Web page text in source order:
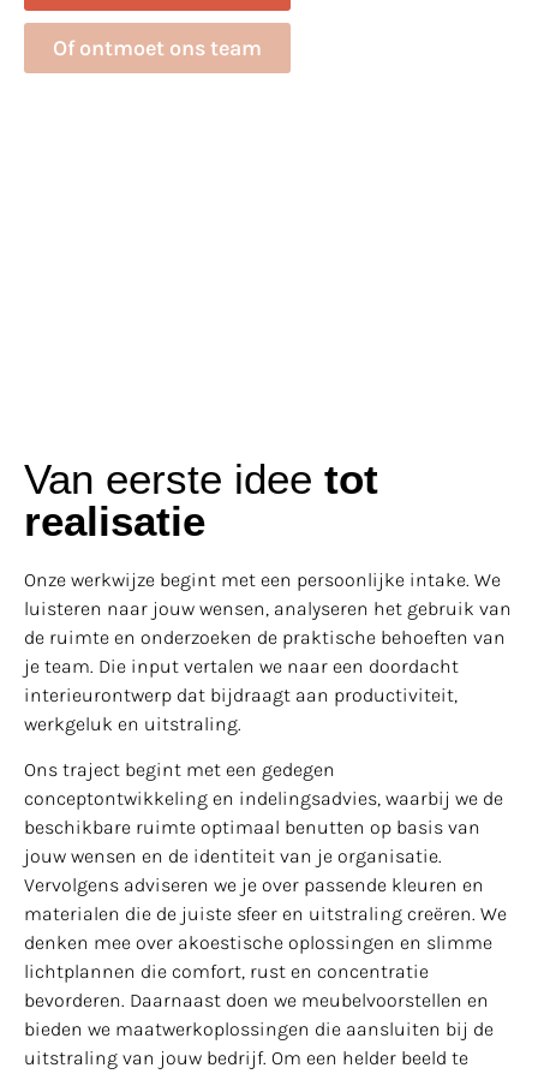
Of ontmoet ons team
Van eerste idee tot
realisatie
Onze werkwijze begint met een persoonlijke intake. We
luisteren naar jouw wensen, analyseren het gebruik van
de ruimte en onderzoeken de praktische behoeften van
je team. Die input vertalen we naar een doordacht
interieurontwerp dat bijdraagt aan productiviteit,
werkgeluk en uitstraling.
Ons traject begint met een gedegen
conceptontwikkeling en indelingsadvies, waarbij we de
beschikbare ruimte optimaal benutten op basis van
jouw wensen en de identiteit van je organisatie.
Vervolgens adviseren we je over passende kleuren en
materialen die de juiste sfeer en uitstraling creëren. We
denken mee over akoestische oplossingen en slimme
lichtplannen die comfort, rust en concentratie
bevorderen. Daarnaast doen we meubelvoorstellen en
bieden we maatwerkoplossingen die aansluiten bij de
uitstraling van jouw bedrijf. Om een helder beeld te